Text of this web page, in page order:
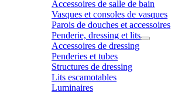
Accessoires de salle de bain
Vasques et consoles de vasques
Parois de douches et accessoires
Penderie, dressing et lits
Accessoires de dressing
Penderies et tubes
Structures de dressing
Lits escamotables
Luminaires